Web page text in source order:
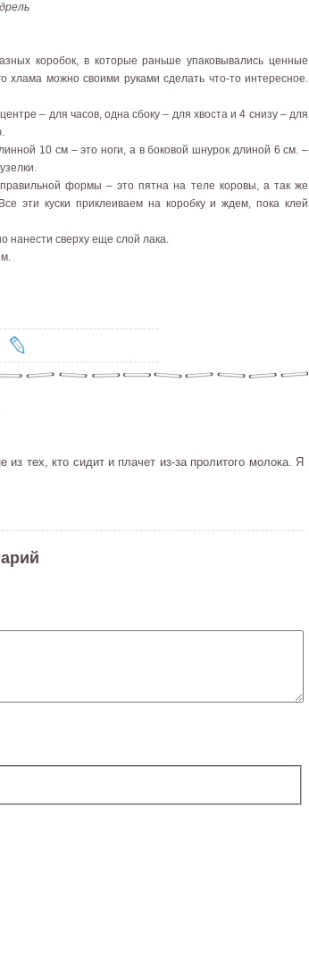
коробок, в которые раньше упаковывались ценные
можно своими руками сделать что-то интересное.
– для часов, одна сбоку – для хвоста и 4 снизу – для
10 см – это ноги, а в боковой шнурок длиной 6 см. –
формы – это пятна на теле коровы, а так же
эти куски приклеиваем на коробку и ждем, пока клей
нанести сверху еще слой лака.
тех, кто сидит и плачет из-за пролитого молока. Я